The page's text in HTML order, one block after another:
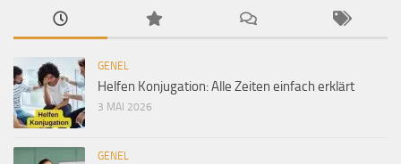
GENEL
Helfen Konjugation: Alle Zeiten einfach erklärt
3 MAI 2026
GENEL